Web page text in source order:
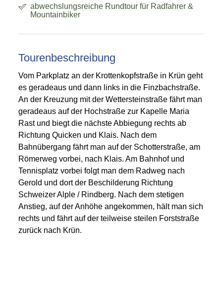
abwechslungsreiche Rundtour für Radfahrer &
Mountainbiker
Tourenbeschreibung
Vom Parkplatz an der Krottenkopfstraße in Krün geht
es geradeaus und dann links in die Finzbachstraße.
An der Kreuzung mit der Wettersteinstraße fährt man
geradeaus auf der Hochstraße zur Kapelle Maria
Rast und biegt die nächste Abbiegung rechts ab
Richtung Quicken und Klais. Nach dem
Bahnübergang fährt man auf der Schotterstraße, am
Römerweg vorbei, nach Klais. Am Bahnhof und
Tennisplatz vorbei folgt man dem Radweg nach
Gerold und dort der Beschilderung Richtung
Schweizer Alple / Rindberg. Nach dem stetigen
Anstieg, auf der Anhöhe angekommen, hält man sich
rechts und fährt auf der teilweise steilen Forststraße
zurück nach Krün.